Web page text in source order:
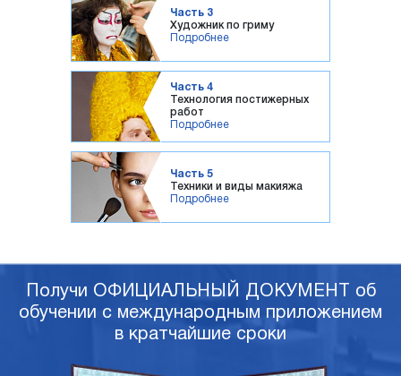
Часть 3
Художник по гриму
Подробнее
Часть 4
Технология постижерных
работ
Подробнее
Часть 5
Техники и виды макияжа
Подробнее
Получи ОФИЦИАЛЬНЫЙ ДОКУМЕНТ об
обучении с международным приложением
в кратчайшие сроки